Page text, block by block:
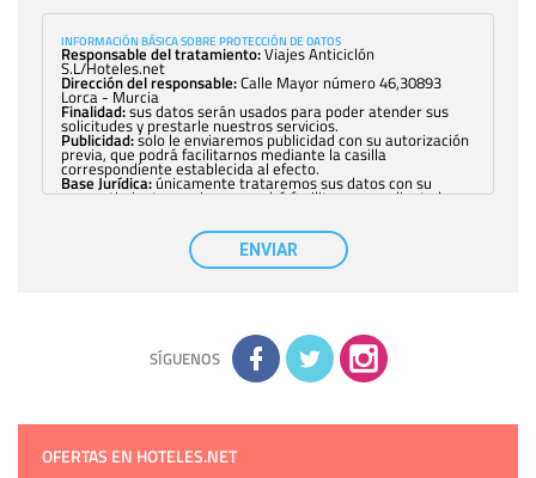
INFORMACIÓN BÁSICA SOBRE PROTECCIÓN DE DATOS
Responsable del tratamiento:Viajes Anticiclón
S.L/Hoteles.net
Dirección del responsable:Calle Mayor número 46,30893
Lorca - Murcia
Finalidad:sus datos serán usados para poder atender sus
solicitudes y prestarle nuestros servicios.
Publicidad:solo le enviaremos publicidad con su autorización
previa, que podrá facilitarnos mediante la casilla
correspondiente establecida al efecto.
Base Jurídica:únicamente trataremos sus datos con su
consentimiento previo, que podrá facilitarnos mediante la
con carácter general, sólo el personal de
nuestra entidad que esté debidamente autorizado podrá
tener conocimiento de la información que le pedimos. No se
comunicarán datos a terceros.
adicional y detallada sobre cómo tratamos sus datos en la
política de privacidad
ENVIAR
SÍGUENOS
OFERTAS EN HOTELES.NET